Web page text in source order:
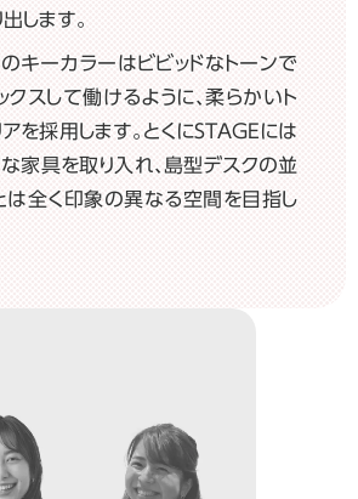
します。
キーカラーはビビッドなトーンで
クスして働けるように、柔らかいト
を採用します。とくにSTAGEには
家具を取り入れ、島型デスクの並
は全く印象の異なる空間を目指し